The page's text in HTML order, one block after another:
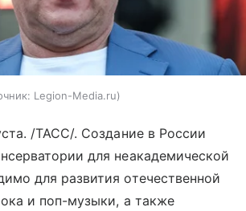
Legion-Media.ru
/ТАСС/. Создание в России
для неакадемической
для развития отечественной
и поп-музыки, а также